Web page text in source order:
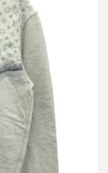
トトレーナー